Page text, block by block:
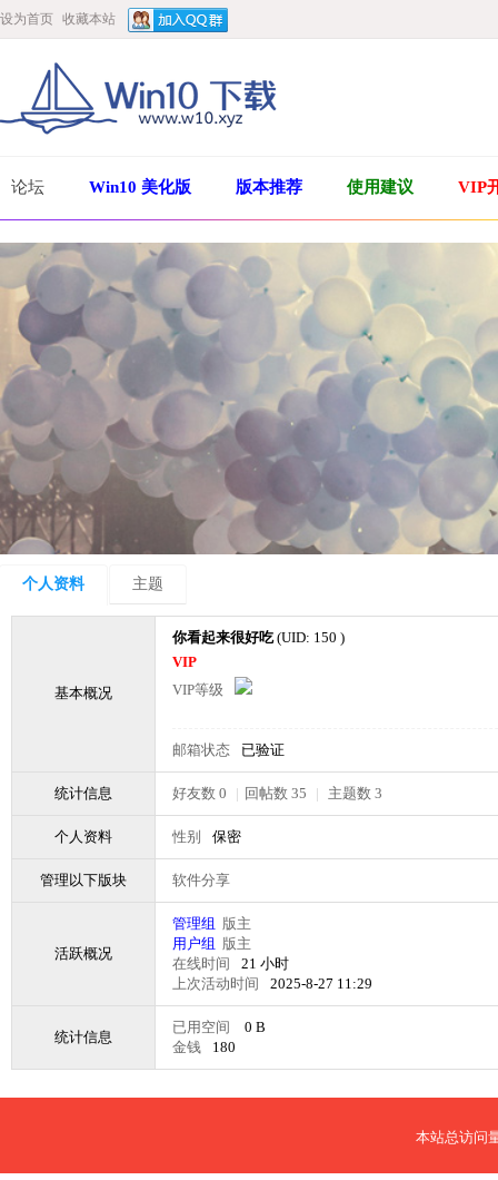
设为首页 收藏本站
论坛 Win10 美化版 版本推荐 使用建议 VIP
个人资料 主题
基本概况
你看起来很好吃(UID: 150 )
VIP
VIP等级
邮箱状态 已验证
统计信息 好友数 0 | 回帖数 35 | 主题数 3
个人资料 性别 保密
管理以下版块 软件分享
活跃概况
管理组
版主
用户组
版主
在线时间
21 小时
上次活动时间
2025-8-27 11:29
统计信息
已用空间
0 B
金钱
180
本站总访问